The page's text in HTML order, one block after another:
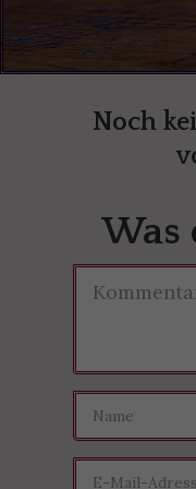
Noch
Was